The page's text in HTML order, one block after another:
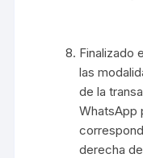
Finalizado
las
de la
WhatsApp
derecha